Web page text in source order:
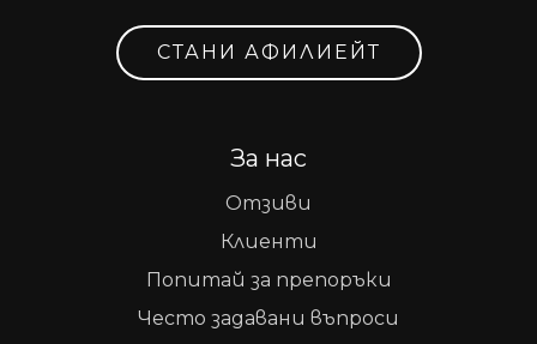
За нас
Отзиви
Клиенти
Попитай за препоръки
Често задавани въпроси
СТАНИ АФИЛИЕЙТ